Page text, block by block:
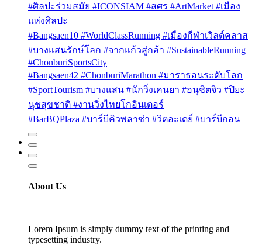
#ศิลปะร่วมสมัย #ICONSIAM #สศร #ArtMarket #เมือง
แห่งศิลปะ
#Bangsaen10 #WorldClassRunning #เมืองกีฬาเวิลด์คลาส
#บางแสนรักษ์โลก #จากแก้วสู่กล้า #SustainableRunning
#ChonburiSportsCity
#Bangsaen42 #ChonburiMarathon #มาราธอนระดับโลก
#SportTourism #บางแสน #นักวิ่งเคนยา #อนุชิตจิว #ปิยะ
นุชสุขชาติ #งานวิ่งไทยโกอินเตอร์
#BarBQPlaza #บาร์บีคิวพลาซ่า #วิตอะเดย์ #บาร์บีกอน
About Us
Lorem Ipsum is simply dummy text of the printing and
typesetting industry.